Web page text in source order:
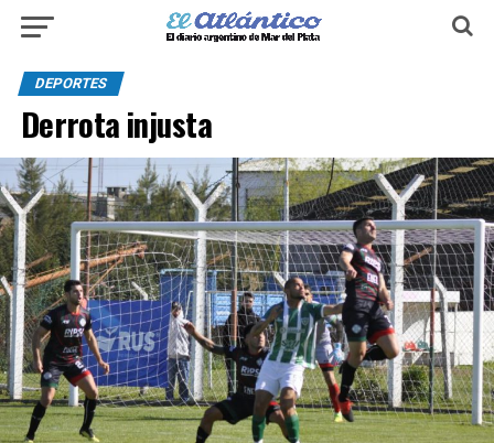
DEPORTES
Derrota injusta